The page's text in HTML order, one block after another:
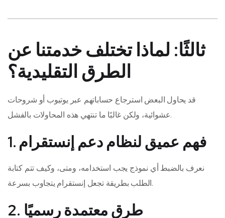
ثالثًا: لماذا تختلف خدمتنا عن
الطرق التقليدية؟
قد يحاول البعض استرجاع حساباتهم عبر يوتيوب أو شروحات
عشوائية، ولكن غالبًا ما تنتهي هذه المحاولات بالفشل.
1. فهم عميق لنظام دعم إنستقرام
نعرف بالضبط أي نموذج يجب استخدامه، ومتى، وكيف تتم كتابة
الطلب بطريقة تجعل إنستقرام يتجاوب بسرعة.
2. طرق معتمدة رسميًا